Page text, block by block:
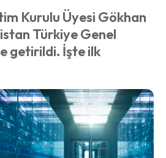
Kurulu Üyesi Gökhan
Türkiye Genel
getirildi. İşte ilk